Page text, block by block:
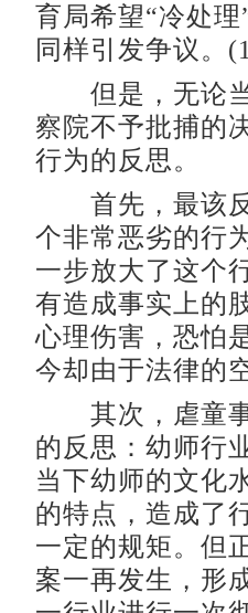
育局希望“冷处
同样引发争议。
但是，无论当
察院不予批捕的
行为的反思。
首先，最该反
个非常恶劣的行
一步放大了这个
有造成事实上的
心理伤害，恐怕
今却由于法律的
其次，虐童事
的反思：幼师行
当下幼师的文化
的特点，造成了
一定的规矩。但
案一再发生，形